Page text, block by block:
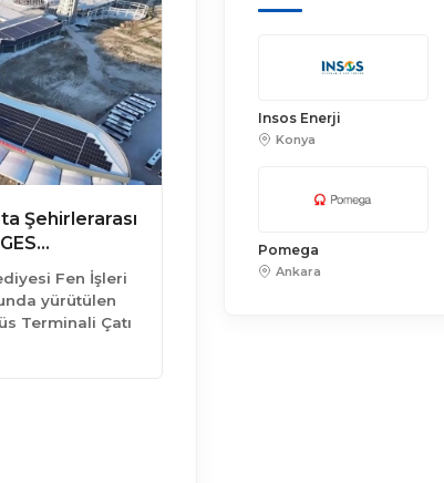
Şehirlerarası
Fen İşleri
yürütülen
Terminali Çatı
Insos Enerji
Konya
Pomega
Ankara